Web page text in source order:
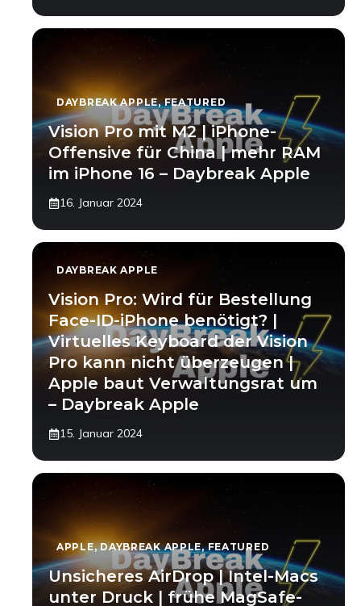
DAYBREAK APPLE,FEATURED
Vision Pro mit M2 | iPhone-
Offensive für China | mehr RAM
im iPhone 16 – Daybreak Apple
16. Januar 2024
DAYBREAK APPLE
Vision Pro: Wird für Bestellung
Face-ID-iPhone benötigt? |
Virtuelles Keyboard der Vision
Pro kann nicht überzeugen |
Apple baut Verwaltungsrat um
– Daybreak Apple
15. Januar 2024
APPLE,DAYBREAK APPLE,FEATURED
Unsicheres AirDrop | Intel-Macs
unter Druck | frühe MagSafe-